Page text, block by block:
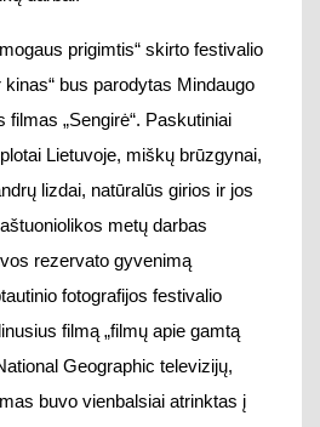
prigimtis“ skirto festivalio
kinas“ bus parodytas Mindaugo
filmas „Sengirė“. Paskutiniai
Lietuvoje, miškų brūzgynai,
lizdai, natūralūs girios ir jos
metų darbas
rezervato gyvenimą
fotografijos festivalio
filmą „filmų apie gamtą
Geographic televizijų,
buvo vienbalsiai atrinktas į